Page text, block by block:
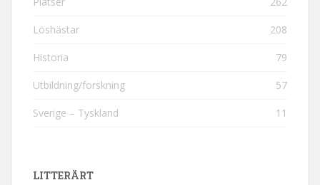
Löshästar 208
Historia 79
Utbildning/forskning 57
Sverige – Tyskland 11
LITTERÄRT